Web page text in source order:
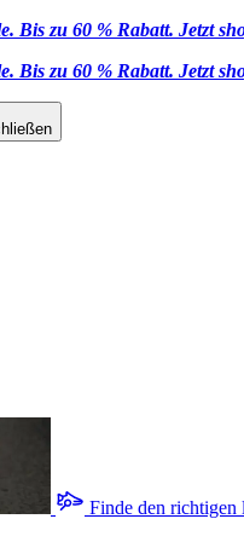
Bis zu 60 % Rabatt. Jetzt
Bis zu 60 % Rabatt. Jetzt
Finde den richtigen